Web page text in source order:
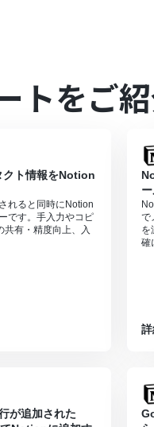
示（プロンプト）、出力し
先のチャンネルIDやメッ
ております。フリープラ
無料トライアル中には制
トをご
クト情報をNotion
れると同時にNotion
です。手入力やコピ
共有・精度向上、入
で
を
確
が追加された